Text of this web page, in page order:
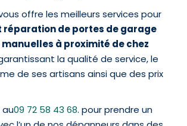
offre les meilleurs services pour
réparation de portes de garage
à proximité de chez
la qualité de service, le
de ses artisans ainsi que des prix
au09 72 58 43 68. pour prendre un